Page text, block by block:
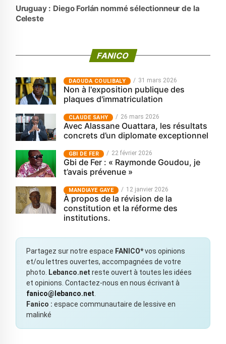
Uruguay : Diego Forlán nommé sélectionneur de la
Celeste
FANICO
‎DAOUDA COULIBALY 31 mars 2026
Non à l'exposition publique des
plaques d'immatriculation
CLAUDE SAHY 26 mars 2026
Avec Alassane Ouattara, les résultats
concrets d’un diplomate exceptionnel
GBI DE FER 22 février 2026
Gbi de Fer : « Raymonde Goudou, je
t’avais prévenue »
MANDIAYE GAYE 12 janvier 2026
À propos de la révision de la
constitution et la réforme des
institutions.
Partagez sur notre espace FANICO*vos opinions
et/ou lettres ouvertes, accompagnées de votre
photo.
Lebanco.net reste ouvert à toutes les idées
et opinions. Contactez-nous en nous écrivant à
fanico@lebanco.net
Fanico : espace communautaire de lessive en
malinké